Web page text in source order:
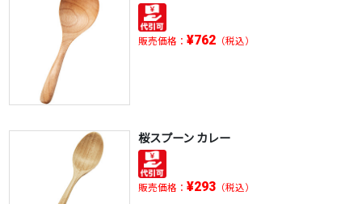
販売価格： ¥762（税込）
桜スプーン カレー
販売価格： ¥293（税込）